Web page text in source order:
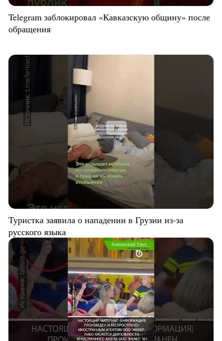
Telegram заблокировал «Кавказскую общину» после
обращения
Туристка заявила о нападении в Грузии из-за
русского языка